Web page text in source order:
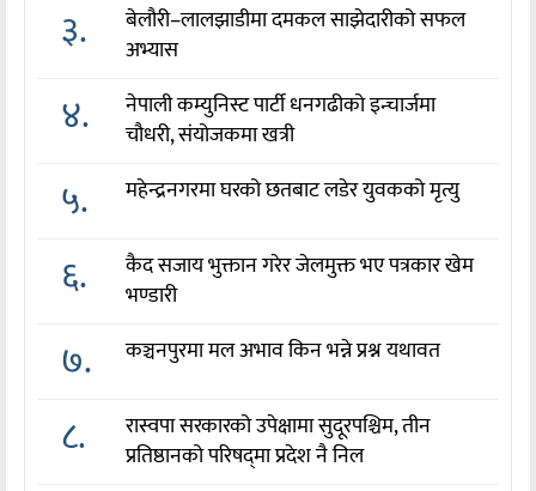
३.
बेलौरी–लालझाडीमा दमकल साझेदारीको सफल
अभ्यास
४.
नेपाली कम्युनिस्ट पार्टी धनगढीको इन्चार्जमा
चौधरी, संयोजकमा खत्री
५. महेन्द्रनगरमा घरको छतबाट लडेर युवकको मृत्यु
६.
कैद सजाय भुक्तान गरेर जेलमुक्त भए पत्रकार खेम
भण्डारी
७. कञ्चनपुरमा मल अभाव किन भन्ने प्रश्न यथावत
८.
रास्वपा सरकारको उपेक्षामा सुदूरपश्चिम, तीन
प्रतिष्ठानको परिषद्‌मा प्रदेश नै निल